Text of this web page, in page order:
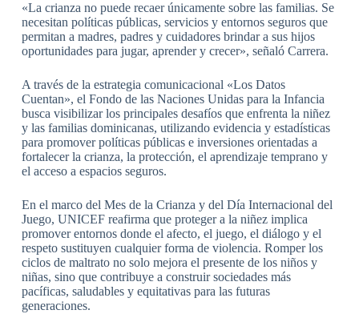
«La crianza no puede recaer únicamente sobre las familias. Se
necesitan políticas públicas, servicios y entornos seguros que
permitan a madres, padres y cuidadores brindar a sus hijos
oportunidades para jugar, aprender y crecer», señaló Carrera.
A través de la estrategia comunicacional «Los Datos
Cuentan», el Fondo de las Naciones Unidas para la Infancia
busca visibilizar los principales desafíos que enfrenta la niñez
y las familias dominicanas, utilizando evidencia y estadísticas
para promover políticas públicas e inversiones orientadas a
fortalecer la crianza, la protección, el aprendizaje temprano y
el acceso a espacios seguros.
En el marco del Mes de la Crianza y del Día Internacional del
Juego, UNICEF reafirma que proteger a la niñez implica
promover entornos donde el afecto, el juego, el diálogo y el
respeto sustituyen cualquier forma de violencia. Romper los
ciclos de maltrato no solo mejora el presente de los niños y
niñas, sino que contribuye a construir sociedades más
pacíficas, saludables y equitativas para las futuras
generaciones.